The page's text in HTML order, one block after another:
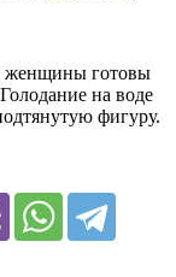
женщины готовы
на воде
фигуру.